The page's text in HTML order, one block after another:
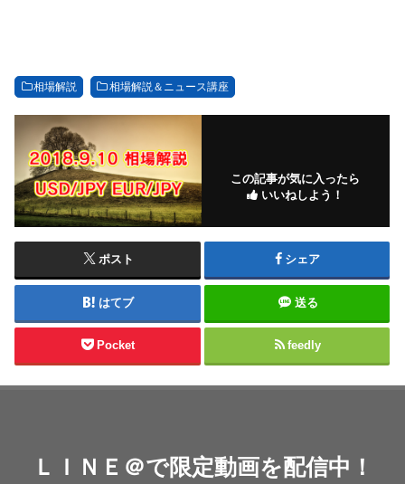
相場解説 相場解説＆ニュース講座
この記事が気に入ったら
いいねしよう！
ポスト シェア
はてブ 送る
Pocket feedly
ＬＩＮＥ＠で限定動画を配信中！